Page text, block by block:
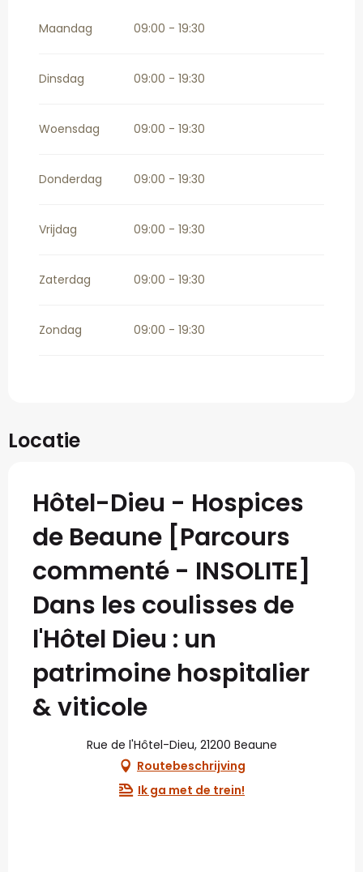
december 2026
Maandag 09:00 - 19:30
Dinsdag 09:00 - 19:30
Woensdag 09:00 - 19:30
Donderdag 09:00 - 19:30
Vrijdag 09:00 - 19:30
Zaterdag 09:00 - 19:30
Zondag 09:00 - 19:30
Locatie
Hôtel-Dieu - Hospices
de Beaune [Parcours
commenté - INSOLITE]
Dans les coulisses de
l'Hôtel Dieu : un
patrimoine hospitalier
& viticole
Rue de l'Hôtel-Dieu, 21200 Beaune
Routebeschrijving
Ik ga met de trein!